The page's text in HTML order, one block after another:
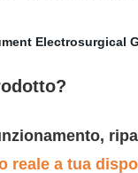
reale a tua